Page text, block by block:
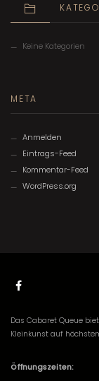
Keine Kategorien
META
Anmelden
Eintrags-Feed
Kommentar-Feed
WordPress.org
Das Cabaret Queue
Kleinkunst auf
Öffnungszeiten: